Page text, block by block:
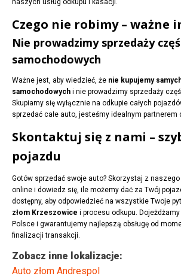
naszych usług odkupu i kasacji.
Czego nie robimy – ważne
Nie prowadzimy sprzedaży
samochodowych
Ważne jest, aby wiedzieć, że nie kupujemy
samochodowych i nie prowadzimy sprzedaży
Skupiamy się wyłącznie na odkupie całych
sprzedać całe auto, jesteśmy idealnym partnerem
Skontaktuj się z nami –
pojazdu
Gotów sprzedać swoje auto? Skorzystaj z
online i dowiedz się, ile możemy dać za Twój
dostępny, aby odpowiedzieć na wszystkie Twoje
złom Krzeszowice i procesu odkupu. Dojeżdżamy
Polsce i gwarantujemy najlepszą obsługę od
finalizacji transakcji.
Zobacz inne lokalizacje:
Auto złom Andrespol